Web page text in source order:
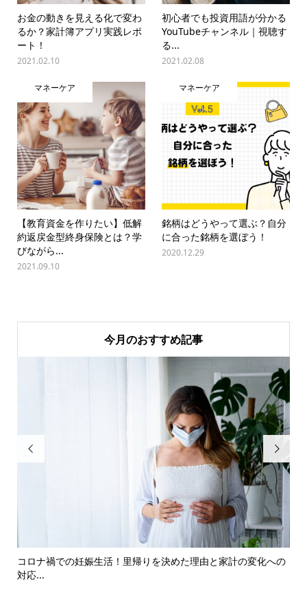
お金の動きを見える化で変わ
るか？家計簿アプリ実践レポ
ート！
2021.02.10
初心者でも投資用語が分かる
YouTubeチャンネル｜視聴す
る...
2021.02.08
マネーケア
【教育資金を作りたい】低解
約返戻金型終身保険とは？学
びながら...
2021.09.10
マネーケア
銘柄はどうやって選ぶ？自分
に合った銘柄を選ぼう！
2020.12.29
今月のおすすめ記事

コロナ禍での妊娠生活！里帰りを決めた理由と家計の変化への
対応...
